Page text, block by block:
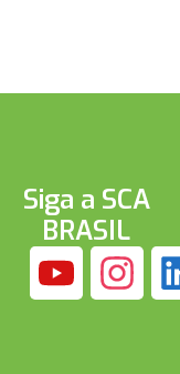
Siga a SCA
BRASIL